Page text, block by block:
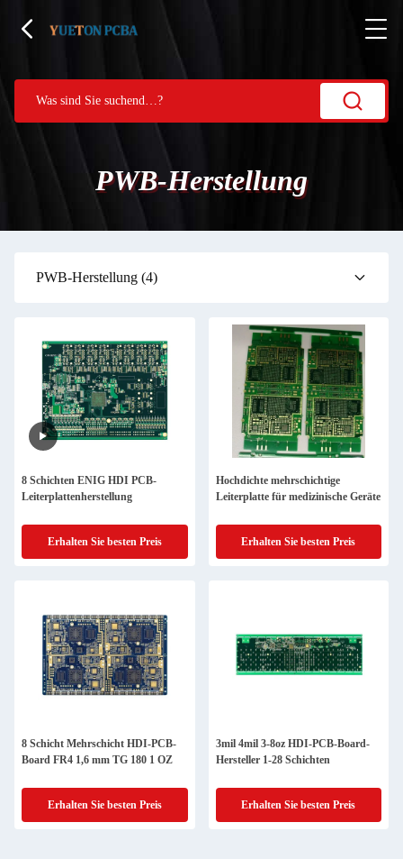
PWB-Herstellung
PWB-Herstellung (4)
8 Schichten ENIG HDI PCB-
Leiterplattenherstellung
Erhalten Sie besten Preis
Hochdichte mehrschichtige
Leiterplatte für medizinische Geräte
Erhalten Sie besten Preis
8 Schicht Mehrschicht HDI-PCB-
Board FR4 1,6 mm TG 180 1 OZ
Erhalten Sie besten Preis
3mil 4mil 3-8oz HDI-PCB-Board-
Hersteller 1-28 Schichten
Erhalten Sie besten Preis